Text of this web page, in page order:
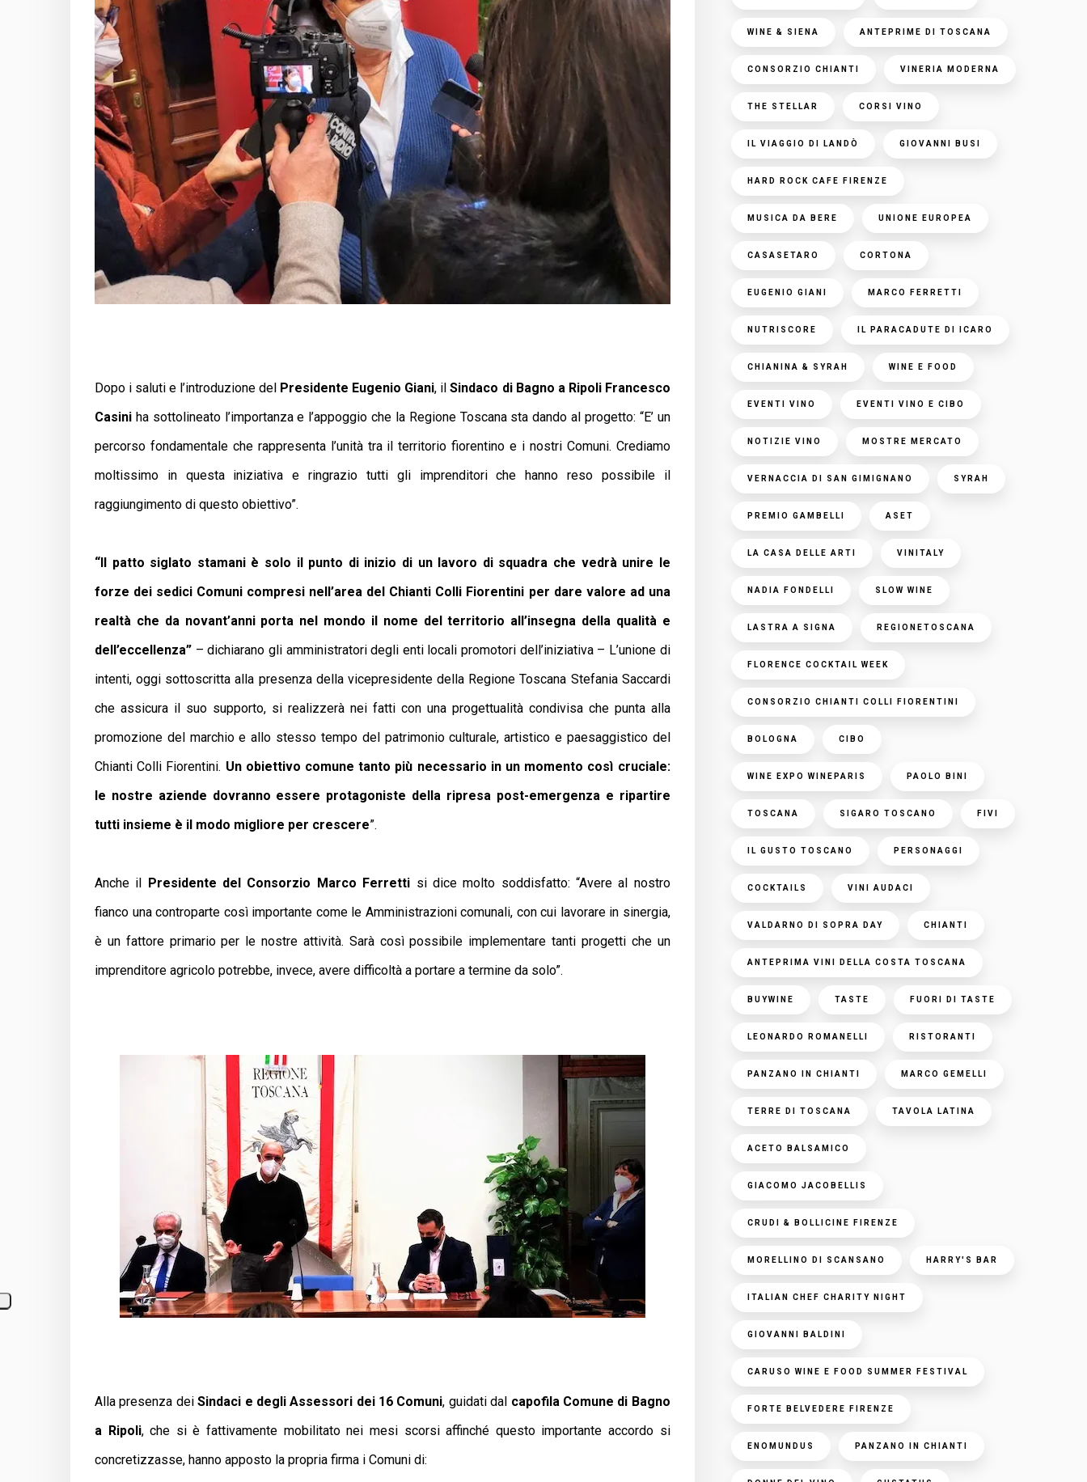
Dopo i saluti e l’introduzione del Presidente Eugenio Giani, ilSindaco di Bagno a Ripoli Francesco
Casini ha sottolineato l’importanza e l’appoggio che la Regione Toscana sta dando al progetto: “E’ un
percorso fondamentale che rappresenta l’unità tra il territorio fiorentino e i nostri Comuni. Crediamo
moltissimo in questa iniziativa e ringrazio tutti gli imprenditori che hanno reso possibile il
raggiungimento di questo obiettivo”.
“Il patto siglato stamani è solo il punto di inizio di un lavoro di squadra che vedrà unire le
forze dei sedici Comuni compresi nell’area del Chianti Colli Fiorentini per dare valore ad una
realtà che da novant’anni porta nel mondo il nome del territorio all’insegna della qualità e
dell’eccellenza” – dichiarano gli amministratori degli enti locali promotori dell’iniziativa – L’unione di
intenti, oggi sottoscritta alla presenza della vicepresidente della Regione Toscana Stefania Saccardi
che assicura il suo supporto, si realizzerà nei fatti con una progettualità condivisa che punta alla
promozione del marchio e allo stesso tempo del patrimonio culturale, artistico e paesaggistico del
Chianti Colli Fiorentini. Un obiettivo comune tanto più necessario in un momento così cruciale:
le nostre aziende dovranno essere protagoniste della ripresa post-emergenza e ripartire
tutti insieme è il modo migliore per crescere”.
Anche il Presidente del Consorzio Marco Ferretti si dice molto soddisfatto: “Avere al nostro
fianco una controparte così importante come le Amministrazioni comunali, con cui lavorare in sinergia,
è un fattore primario per le nostre attività. Sarà così possibile implementare tanti progetti che un
imprenditore agricolo potrebbe, invece, avere difficoltà a portare a termine da solo”.
Alla presenza deiSindaci e degli Assessori dei 16 Comuni, guidati dal capofila Comune di Bagno
a Ripoli, che si è fattivamente mobilitato nei mesi scorsi affinché questo importante accordo si
concretizzasse, hanno apposto la propria firma i Comuni di:
WINE & SIENA ANTEPRIME DI TOSCANA
CONSORZIO CHIANTI VINERIA MODERNA
THE STELLAR CORSI VINO
IL VIAGGIO DI LANDÒ GIOVANNI BUSI
HARD ROCK CAFE FIRENZE
MUSICA DA BERE UNIONE EUROPEA
CASASETARO CORTONA
EUGENIO GIANI MARCO FERRETTI
NUTRISCORE IL PARACADUTE DI ICARO
CHIANINA & SYRAH WINE E FOOD
EVENTI VINO EVENTI VINO E CIBO
NOTIZIE VINO MOSTRE MERCATO
VERNACCIA DI SAN GIMIGNANO SYRAH
PREMIO GAMBELLI ASET
LA CASA DELLE ARTI VINITALY
NADIA FONDELLI SLOW WINE
LASTRA A SIGNA REGIONETOSCANA
FLORENCE COCKTAIL WEEK
CONSORZIO CHIANTI COLLI FIORENTINI
BOLOGNA CIBO
WINE EXPO WINEPARIS PAOLO BINI
TOSCANA SIGARO TOSCANO FIVI
IL GUSTO TOSCANO PERSONAGGI
COCKTAILS VINI AUDACI
VALDARNO DI SOPRA DAY CHIANTI
ANTEPRIMA VINI DELLA COSTA TOSCANA
BUYWINE TASTE FUORI DI TASTE
LEONARDO ROMANELLI RISTORANTI
PANZANO IN CHIANTI MARCO GEMELLI
TERRE DI TOSCANA TAVOLA LATINA
ACETO BALSAMICO
GIACOMO JACOBELLIS
CRUDI & BOLLICINE FIRENZE
MORELLINO DI SCANSANO HARRY'S BAR
ITALIAN CHEF CHARITY NIGHT
GIOVANNI BALDINI
CARUSO WINE E FOOD SUMMER FESTIVAL
FORTE BELVEDERE FIRENZE
ENOMUNDUS PANZANO IN CHIANTI